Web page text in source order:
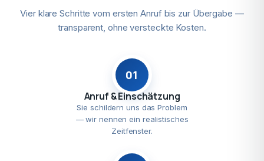
Vier klare Schritte vom ersten Anruf bis zur Übergabe —
transparent, ohne versteckte Kosten.
01
Anruf & Einschätzung
Sie schildern uns das Problem
— wir nennen ein realistisches
Zeitfenster.